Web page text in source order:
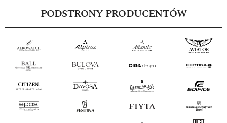
PODSTRONY PRODUCENTÓW